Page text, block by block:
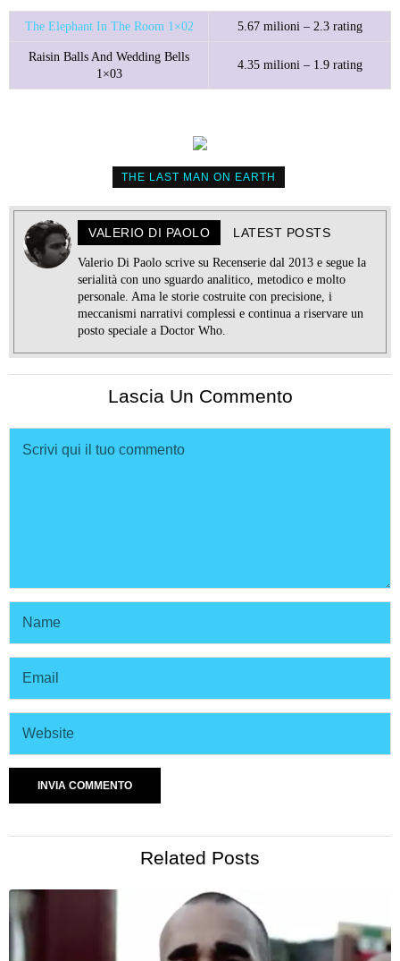
The Elephant In The Room 1×02 5.67 milioni – 2.3 rating
Raisin Balls And Wedding Bells
1×03
4.35 milioni – 1.9 rating
THE LAST MAN ON EARTH
VALERIO DI PAOLO LATEST POSTS
Valerio Di Paolo scrive su Recenserie dal 2013 e segue la
serialità con uno sguardo analitico, metodico e molto
personale. Ama le storie costruite con precisione, i
meccanismi narrativi complessi e continua a riservare un
posto speciale a Doctor Who.
Lascia Un Commento
Related Posts